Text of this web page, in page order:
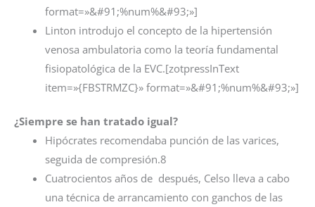
format=»&#91;%num%&#93;»]
Linton introdujo el concepto de la hipertensión
venosa ambulatoria como la teoría fundamental
fisiopatológica de la EVC.[zotpressInText
item=»{FBSTRMZC}» format=»&#91;%num%&#93;»]
¿Siempre se han tratado igual?
Hipócrates recomendaba punción de las varices,
seguida de compresión.8
Cuatrocientos años de después, Celso lleva a cabo
una técnica de arrancamiento con ganchos de las